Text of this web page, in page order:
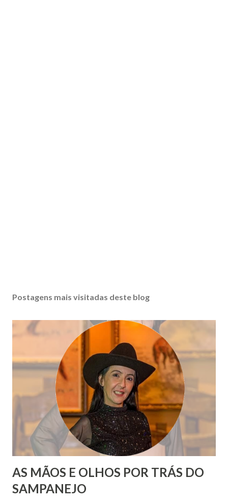
Postagens mais visitadas deste blog
AS MÃOS E OLHOS POR TRÁS DO
SAMPANEJO